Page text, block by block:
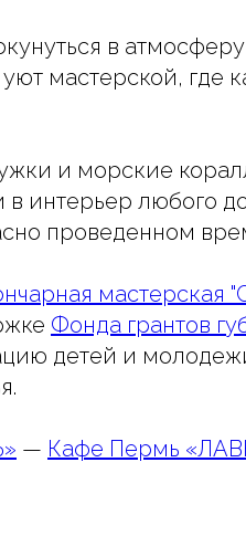
в
уют мастерской,
и морские
в интерьер любого
проведенном
мастерская
Фонда грантов
детей и
— Кафе Пермь